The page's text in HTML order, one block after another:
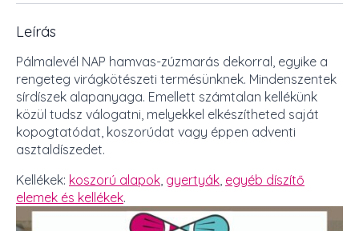
Leírás
Pálmalevél NAP hamvas-zúzmarás dekorral, egyike a
rengeteg virágkötészeti termésünknek. Mindenszentek
sírdíszek alapanyaga. Emellett számtalan kellékünk
közül tudsz válogatni, melyekkel elkészítheted saját
kopogtatódat, koszorúdat vagy éppen adventi
asztaldíszedet.
Kellékek: koszorú alapok, gyertyák, egyéb díszítő
elemek és kellékek.